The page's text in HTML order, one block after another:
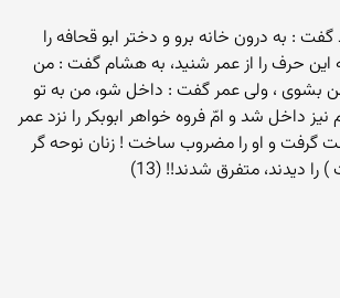
: به درون خانه برو و دختر ابو قحافه را
اين حرف را از عمر شنيد، به هشام گفت : من
من بشوى ، ولى عمر گفت : داخل شو، من به تو
داخل شد و امّ فروه خواهر ابوبكر را نزد عمر
گرفت و او را مضروب ساخت ! زنان نوحه گر
ديدند، متفرق شدند!! (13)